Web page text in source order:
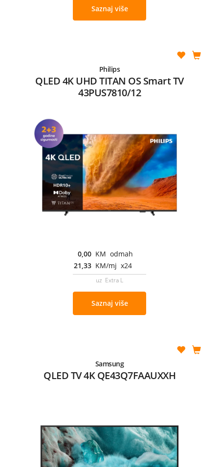
Saznaj više
Philips
QLED 4K UHD TITAN OS Smart TV
43PUS7810/12
0,00 KM odmah
21,33 KM/mj x24
uz Extra L
Saznaj više
Samsung
QLED TV 4K QE43Q7FAAUXXH